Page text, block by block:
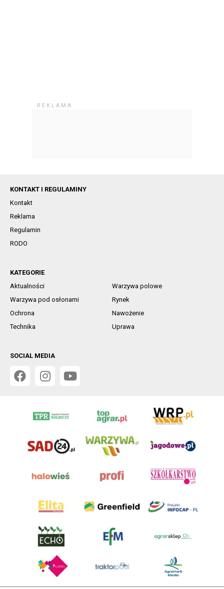
KONTAKT I REGULAMINY
Kontakt
Reklama
Regulamin
RODO
KATEGORIE
Aktualności
Warzywa polowe
Warzywa pod osłonami
Rynek
Ochrona
Nawożenie
Technika
Uprawa
SOCIAL MEDIA